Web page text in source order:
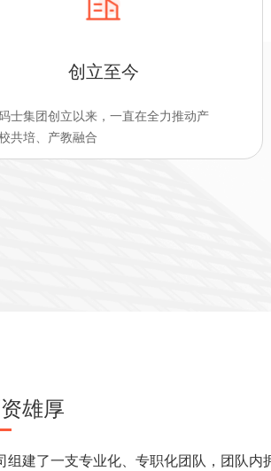
创立至今
士集团创立以来，一直在全力推动产
共培、产教融合
雄厚
组建了一支专业化、专职化团队，团队内